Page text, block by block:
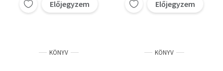
Előjegyzem Előjegyzem
KÖNYV KÖNYV